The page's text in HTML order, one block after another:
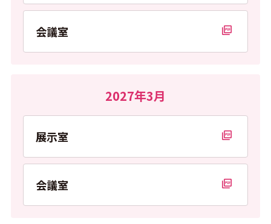
会議室
PDFを開く
2027年3月
展示室
PDFを開く
会議室
PDFを開く